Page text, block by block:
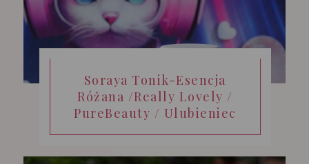
Soraya Tonik-Esencja
Różana /Really Lovely /
PureBeauty / Ulubieniec